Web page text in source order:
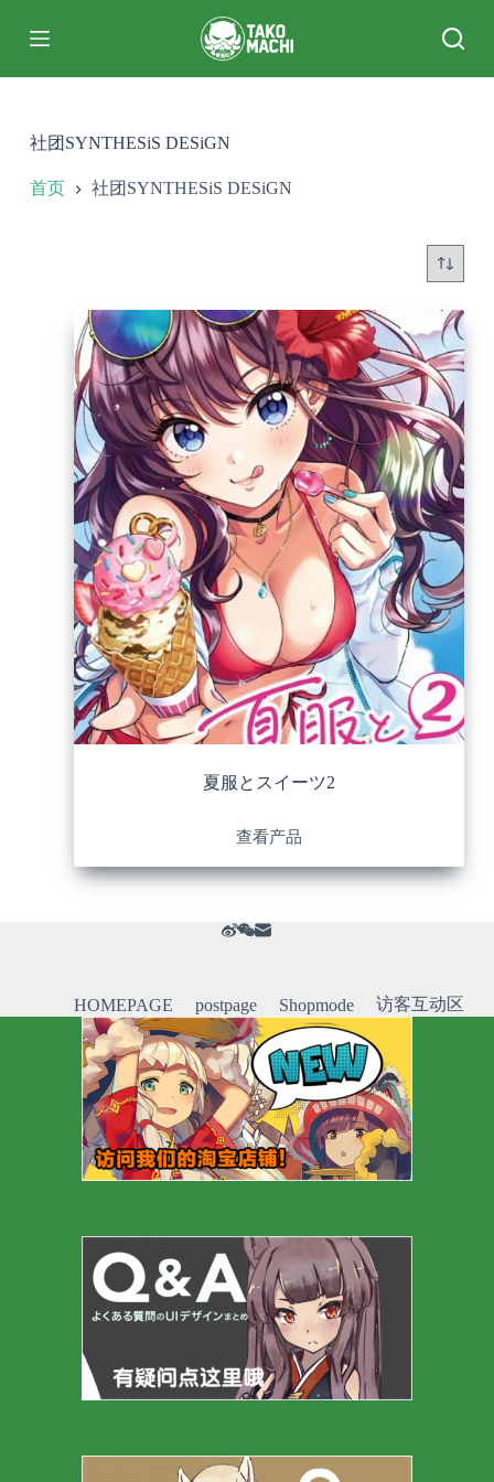
过
社团SYNTHESiS DESiGN
首页 社团SYNTHESiS DESiGN
夏服とスイーツ2
查看产品
HOMEPAGE postpage Shopmode 访客互动区